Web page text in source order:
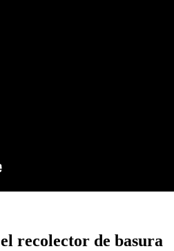
recolector de basura